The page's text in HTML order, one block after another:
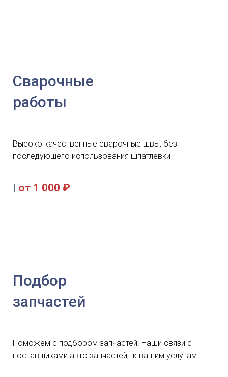
Сварочные
работы
Высоко качественные сварочные швы, без
последующего использования шпатлёвки
| от 1 000 ₽
Подбор
запчастей
Поможем с подбором запчастей. Наши связи с
поставщиками авто запчастей, к вашим услугам.